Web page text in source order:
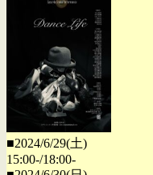
■2024/6/29(土)
15:00-/18:00-